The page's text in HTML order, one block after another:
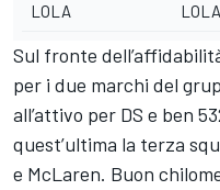
LOLA
Sul fronte
per i due marchi del
all’attivo per DS e ben
quest’ultima la terza
e McLaren. Buon